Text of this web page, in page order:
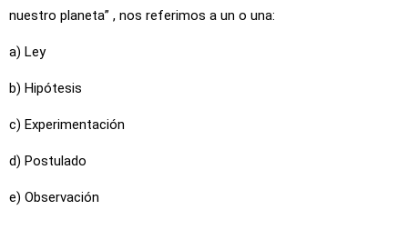
nuestro planeta” , nos referimos a un o una:
a) Ley
b) Hipótesis
c) Experimentación
d) Postulado
e) Observación